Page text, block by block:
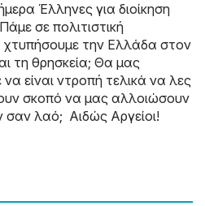
Έλληνες για διοίκηση
σε πολιτιστική
την Ελλάδα στον
τη θρησκεία; Θα μας
είναι ντροπή τελικά να λες
σκοπό να μας αλλοιώσουν
σαν λαό; Αιδώς Αργείοι!